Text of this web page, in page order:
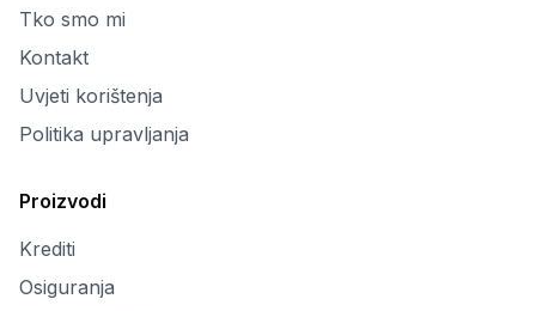
Tko smo mi
Kontakt
Uvjeti korištenja
Politika upravljanja
Proizvodi
Krediti
Osiguranja